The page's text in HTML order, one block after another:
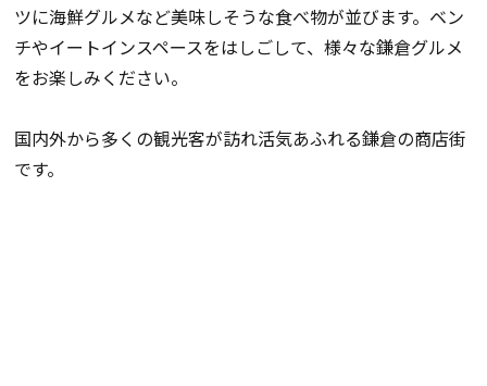
ツに海鮮グルメなど美味しそうな食べ物が並びます。ベン
チやイートインスペースをはしごして、様々な鎌倉グルメ
をお楽しみください。
国内外から多くの観光客が訪れ活気あふれる鎌倉の商店街
です。